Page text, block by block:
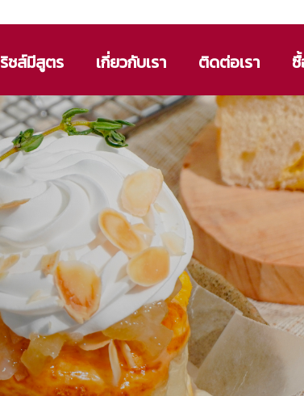
ริชส์มีสูตร เกี่ยวกับเรา ติดต่อเรา